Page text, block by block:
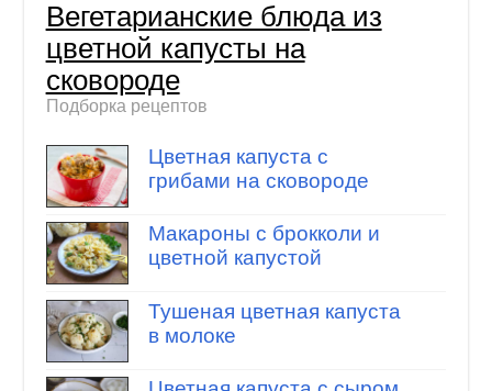
Вегетарианские блюда из
цветной капусты на
сковороде
Подборка рецептов
Цветная капуста с
грибами на сковороде
Макароны с брокколи и
цветной капустой
Тушеная цветная капуста
в молоке